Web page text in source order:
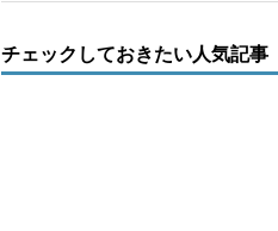
チェックしておきたい人気記事